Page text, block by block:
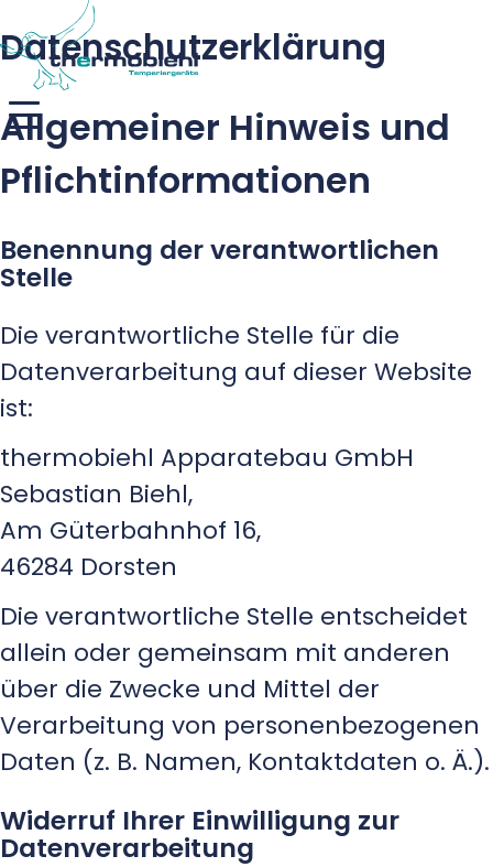
Datenschutzerklärung
Allgemeiner Hinweis und
Pflichtinformationen
Benennung der verantwortlichen
Stelle
Die verantwortliche Stelle für die
Datenverarbeitung auf dieser Website
ist:
thermobiehl Apparatebau GmbH
Sebastian Biehl,
Am Güterbahnhof 16,
46284 Dorsten
Die verantwortliche Stelle entscheidet
allein oder gemeinsam mit anderen
über die Zwecke und Mittel der
Verarbeitung von personenbezogenen
Daten (z. B. Namen, Kontaktdaten o. Ä.).
Widerruf Ihrer Einwilligung zur
Datenverarbeitung